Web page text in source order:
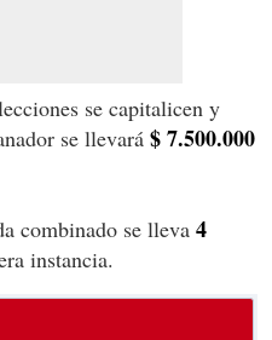
se capitalicen y
se llevará $7.500.000
combinado se lleva 4
instancia.